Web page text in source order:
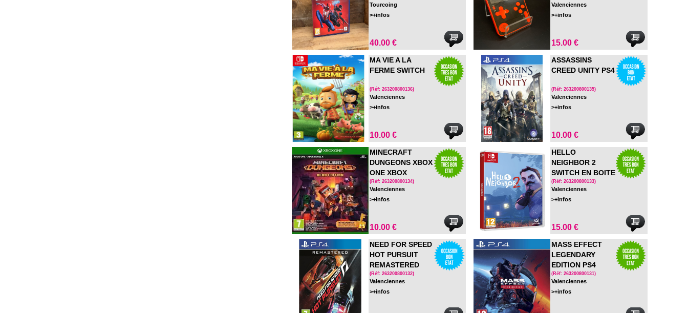
Tourcoing
>+infos
40.00 €
Valenciennes
>+infos
15.00 €
MA VIE A LA
FERME SWITCH
(Réf: 263200800136)
Valenciennes
>+infos
10.00 €
ASSASSINS
CREED UNITY PS4
(Réf: 263200800135)
Valenciennes
>+infos
10.00 €
MINECRAFT
DUNGEONS XBOX
ONE XBOX
SERIES X
(Réf: 263200800134)
Valenciennes
>+infos
10.00 €
HELLO
NEIGHBOR 2
SWITCH EN BOITE
(Réf: 263200800133)
Valenciennes
>+infos
15.00 €
NEED FOR SPEED
HOT PURSUIT
REMASTERED
PS4
(Réf: 263200800132)
Valenciennes
>+infos
MASS EFFECT
LEGENDARY
EDITION PS4
(Réf: 263200800131)
Valenciennes
>+infos